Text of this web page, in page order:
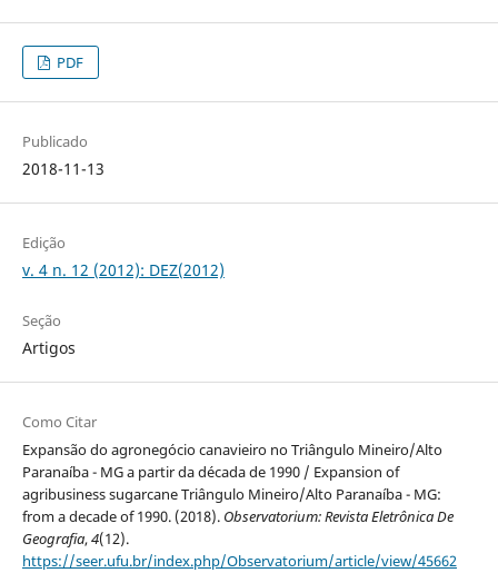
PDF
Publicado
2018-11-13
Edição
v. 4 n. 12 (2012): DEZ(2012)
Seção
Artigos
Como Citar
Expansão do agronegócio canavieiro no Triângulo Mineiro/Alto
Paranaíba - MG a partir da década de 1990 / Expansion of
agribusiness sugarcane Triângulo Mineiro/Alto Paranaíba - MG:
from a decade of 1990. (2018). Observatorium: Revista Eletrônica De
Geografia,4(12).
https://seer.ufu.br/index.php/Observatorium/article/view/45662